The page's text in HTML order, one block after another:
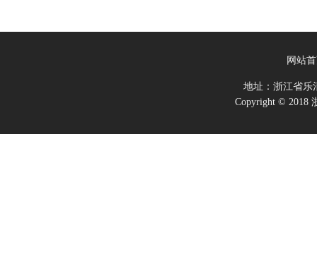
网站
地址：浙江省
Copyright © 2018